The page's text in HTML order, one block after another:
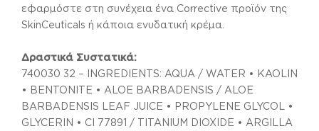
εφαρμόστε στη συνέχεια ένα Corrective προϊόν της
SkinCeuticals ή κάποια ενυδατική κρέμα.
Δραστικά Συστατικά:
740030 32 – INGREDIENTS: AQUA / WATER • KAOLIN
• BENTONITE • ALOE BARBADENSIS / ALOE
BARBADENSIS LEAF JUICE • PROPYLENE GLYCOL •
GLYCERIN • CI 77891 / TITANIUM DIOXIDE • ARGILLA